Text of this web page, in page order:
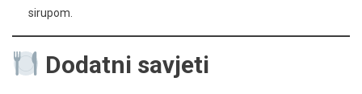
sirupom.
Dodatni savjeti